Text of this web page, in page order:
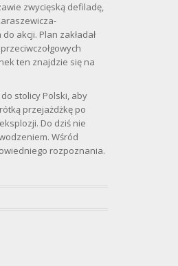
zwycięską defiladę,
akcji. Plan zakładał
ten znajdzie się na
stolicy Polski, aby
przejażdżkę po
Do dziś nie
Wśród
rozpoznania.